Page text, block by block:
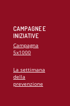
CAMPAGNE E
INIZIATIVE
Campagna
5x1000
La settimana
della
prevenzione